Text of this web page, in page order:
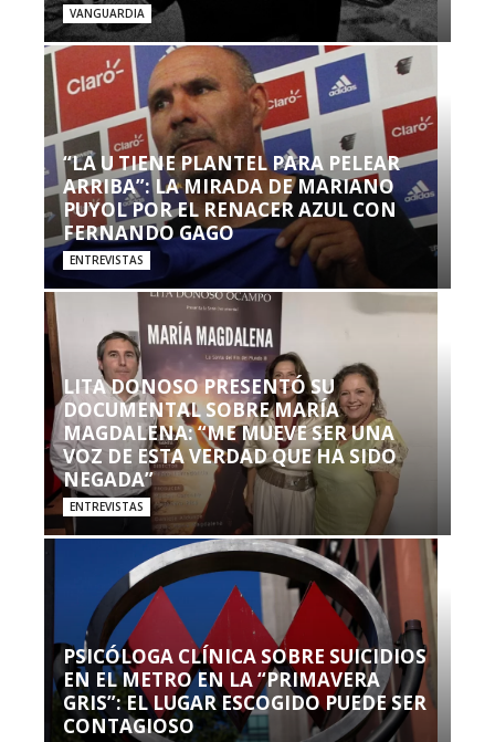
VANGUARDIA
“LA U TIENE PLANTEL PARA PELEAR
ARRIBA”: LA MIRADA DE MARIANO
PUYOL POR EL RENACER AZUL CON
FERNANDO GAGO
ENTREVISTAS
LITA DONOSO PRESENTÓ SU
DOCUMENTAL SOBRE MARÍA
MAGDALENA: “ME MUEVE SER UNA
VOZ DE ESTA VERDAD QUE HA SIDO
NEGADA”
ENTREVISTAS
PSICÓLOGA CLÍNICA SOBRE SUICIDIOS
EN EL METRO EN LA “PRIMAVERA
GRIS”: EL LUGAR ESCOGIDO PUEDE SER
CONTAGIOSO